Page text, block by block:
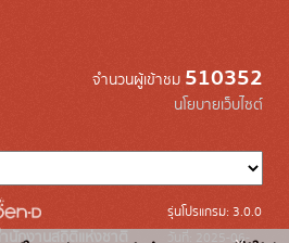
จำนวนผู้เข้าชม 510352
นโยบายเว็บไซต์
นักงานสถิติแห่งชาติ
รุ่นโปรแกรม: 3.0.0
วันที่: 2025-06-